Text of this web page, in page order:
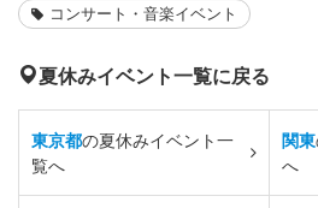
コンサート・音楽イベント
夏休みイベント一覧に戻る
東京都の夏休みイベント一
覧へ
関東
へ